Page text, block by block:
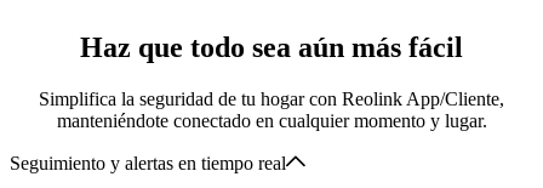
Haz que todo sea aún más fácil
Simplifica la seguridad de tu hogar con Reolink App/Cliente,
manteniéndote conectado en cualquier momento y lugar.
Seguimiento y alertas en tiempo real